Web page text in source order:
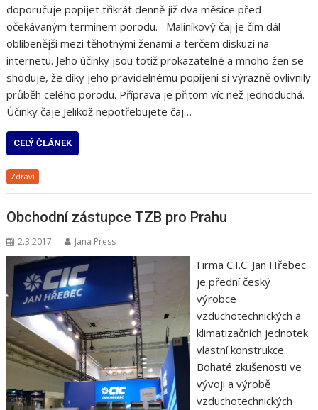
doporučuje popíjet třikrát denně již dva měsíce před
očekávaným termínem porodu. Maliníkový čaj je čím dál
oblíbenější mezi těhotnými ženami a terčem diskuzí na
internetu. Jeho účinky jsou totiž prokazatelné a mnoho žen se
shoduje, že díky jeho pravidelnému popíjení si výrazně ovlivnily
průběh celého porodu. Příprava je přitom víc než jednoduchá.
Účinky čaje Jelikož nepotřebujete čaj…
CELÝ ČLÁNEK
Zdraví
Obchodní zástupce TZB pro Prahu
2.3.2017 Jana Press
Firma C.I.C. Jan Hřebec
je přední český
výrobce
vzduchotechnických a
klimatizačních jednotek
vlastní konstrukce.
Bohaté zkušenosti ve
vývoji a výrobě
vzduchotechnických